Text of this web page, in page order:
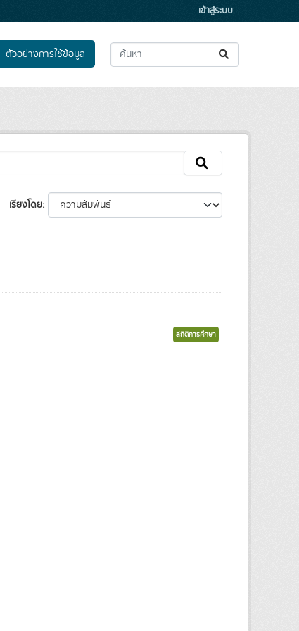
เข้าสู่ระบบ
ตัวอย่างการใช้ข้อมูล
เรียงโดย
สถิติการศึกษา